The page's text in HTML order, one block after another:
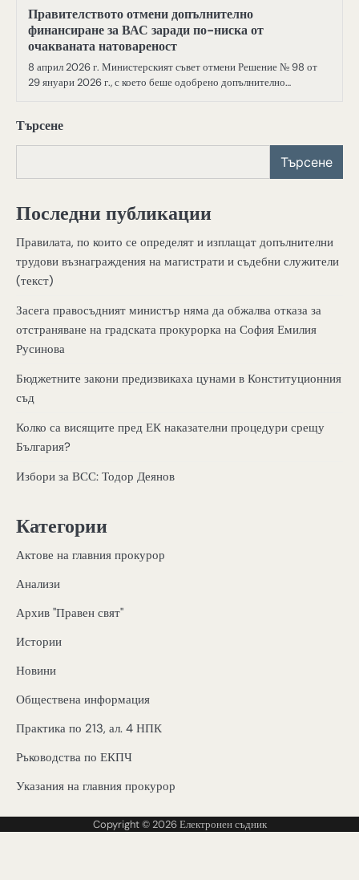
Правителството отмени допълнително
финансиране за ВАС заради по-ниска от
очакваната натовареност
8 април 2026 г. Министерският съвет отмени Решение № 98 от
29 януари 2026 г., с което беше одобрено допълнително…
Търсене
Търсене
Последни публикации
Правилата, по които се определят и изплащат допълнителни
трудови възнаграждения на магистрати и съдебни служители
(текст)
Засега правосъдният министър няма да обжалва отказа за
отстраняване на градската прокурорка на София Емилия
Русинова
Бюджетните закони предизвикаха цунами в Конституционния
съд
Колко са висящите пред ЕК наказателни процедури срещу
България?
Избори за ВСС: Тодор Деянов
Категории
Актове на главния прокурор
Анализи
Архив "Правен свят"
Истории
Новини
Обществена информация
Практика по 213, ал. 4 НПК
Ръководства по ЕКПЧ
Указания на главния прокурор
Copyright © 2026Електронен съдник